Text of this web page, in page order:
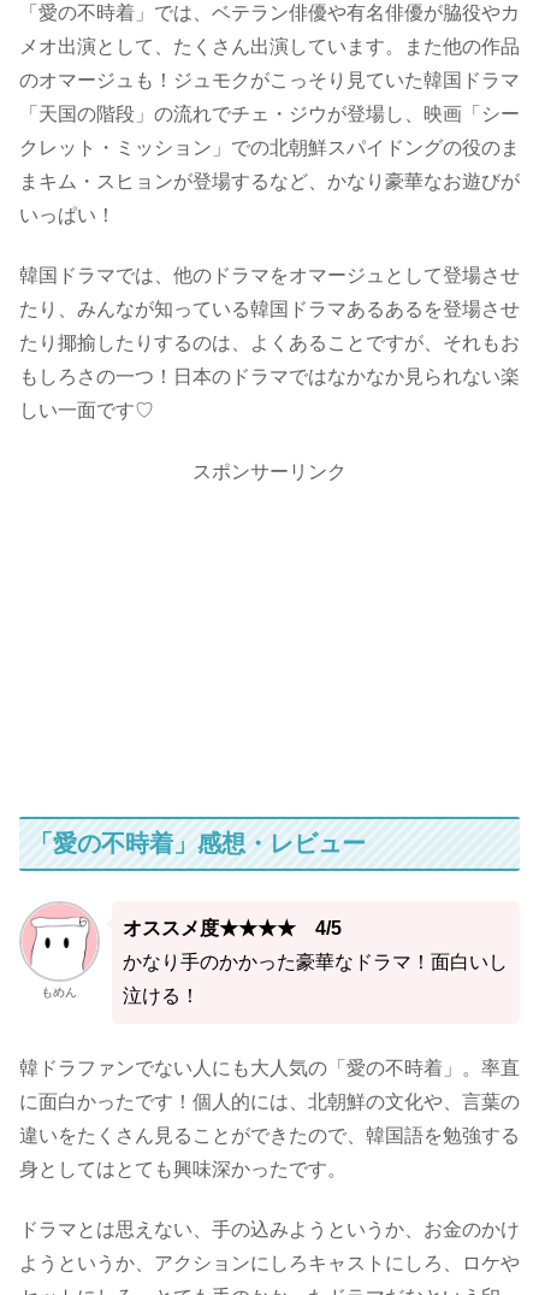
「愛の不時着」では、 ベテラン俳優や有名俳優が脇役やカ
メオ出演として、たくさん出演しています。
また他の作品
のオマージュも！ジュモクがこっそり見ていた韓国ドラマ
「天国の階段」の流れでチェ・ジウが登場し、映画「シー
クレット・ミッション」での北朝鮮スパイドングの役のま
まキム・スヒョンが登場するなど、かなり豪華なお遊びが
いっぱい！
韓国ドラマでは、他のドラマをオマージュとして登場させ
たり、みんなが知っている韓国ドラマあるあるを登場させ
たり揶揄したりするのは、よくあることですが、それもお
もしろさの一つ！日本のドラマではなかなか見られない楽
しい一面です♡
スポンサーリンク
「愛の不時着」感想・レビュー
もめん
オススメ度★★★★ 4/5
かなり手のかかった豪華なドラマ！面白いし
泣ける！
韓ドラファンでない人にも大人気の「愛の不時着」。率直
に面白かったです！個人的には、北朝鮮の文化や、言葉の
違いをたくさん見ることができたので、韓国語を勉強する
身としてはとても興味深かったです。
ドラマとは思えない、手の込みようというか、お金のかけ
ようというか、アクションにしろキャストにしろ、ロケや